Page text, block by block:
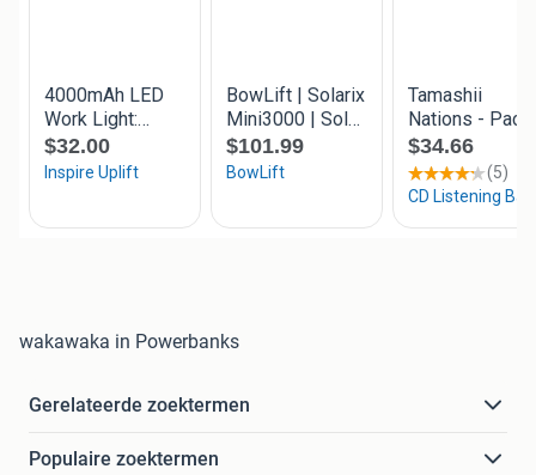
wakawaka in Powerbanks
Gerelateerde zoektermen
Populaire zoektermen